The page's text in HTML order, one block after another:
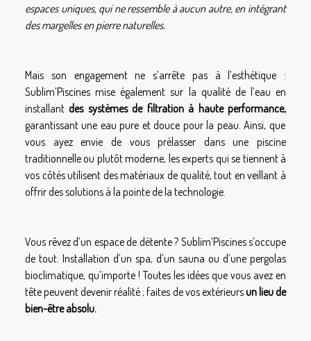
espaces uniques, qui ne ressemble à aucun autre, en intégrant
des margelles en pierre naturelles.
Mais son engagement ne s’arrête pas à l’esthétique :
Sublim’Piscines mise également sur la qualité de l’eau en
installantdes systèmes de filtration à haute performance,
garantissant une eau pure et douce pour la peau. Ainsi, que
vous ayez envie de vous prélasser dans une piscine
traditionnelle ou plutôt moderne, les experts qui se tiennent à
vos côtés utilisent des matériaux de qualité, tout en veillant à
offrir des solutions à la pointe de la technologie.
Vous rêvez d’un espace de détente ? Sublim’Piscines s’occupe
de tout. Installation d’un spa, d’un sauna ou d’une pergolas
bioclimatique, qu’importe ! Toutes les idées que vous avez en
tête peuvent devenir réalité ; faites de vos extérieursun lieu de
bien-être absolu.